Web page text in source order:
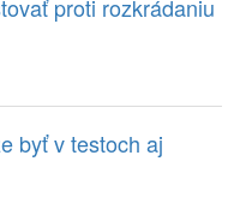
proti rozkrádaniu
byť v testoch aj